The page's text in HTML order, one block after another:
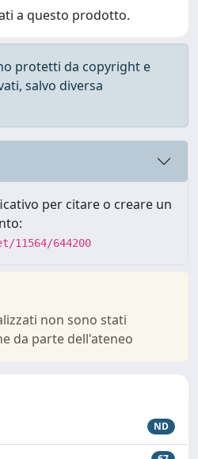
a questo prodotto.
protetti da copyright e
salvo diversa
per citare o creare un
644200
non sono stati
da parte dell'ateneo
ND